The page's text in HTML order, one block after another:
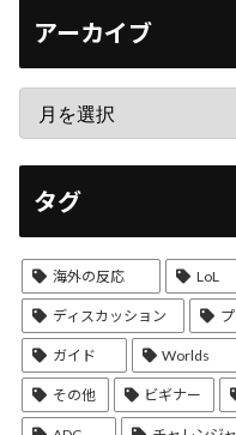
アーカイブ
タグ
海外の反応 LoL
ディスカッション
ガイド Worlds
その他 ビギナー